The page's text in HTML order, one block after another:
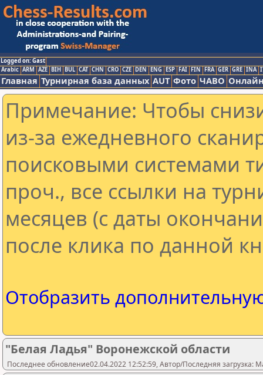
Logged on: Gast
Arabic ARM AZE BIH BUL CAT CHN CRO CZE DEN ENG ESP FAI FIN FRA GER GRE INA
Главная Турнирная база данных AUT Фото ЧАВО
Примечание: Чтобы
из-за ежедневного
поисковыми системами
проч., все ссылки на
месяцев (с даты
после клика по данной
Отобразить
"Белая Ладья" Воронежской области
Последнее обновление02.04.2022 12:52:59, Автор/Последняя загрузка: